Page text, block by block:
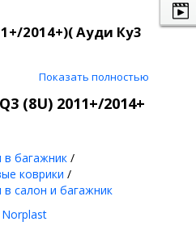
2014+)( Ауди Ку3
Показать полностью
(8U) 2011+/2014+
в багажник /
коврики /
в салон и багажник